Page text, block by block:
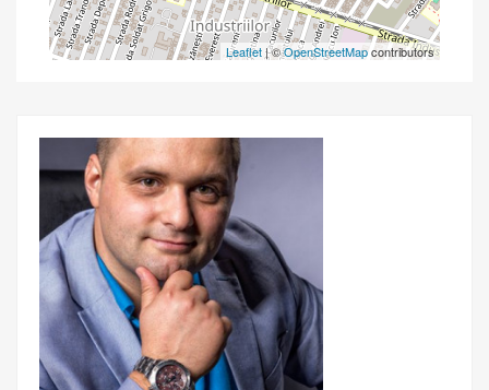
Leaflet| ©OpenStreetMapcontributors